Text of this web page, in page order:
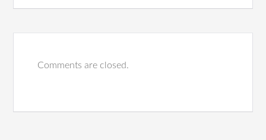
Comments are closed.